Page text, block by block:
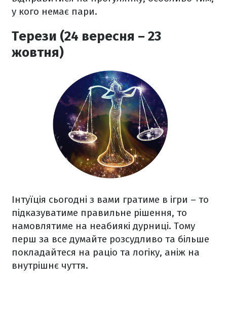
у кого немає пари.
Терези (24 вересня – 23
жовтня)
Інтуїція сьогодні з вами гратиме в ігри – то
підказуватиме правильне рішення, то
намовлятиме на неабиякі дурниці. Тому
перш за все думайте розсудливо та більше
покладайтеся на раціо та логіку, аніж на
внутрішнє чуття.